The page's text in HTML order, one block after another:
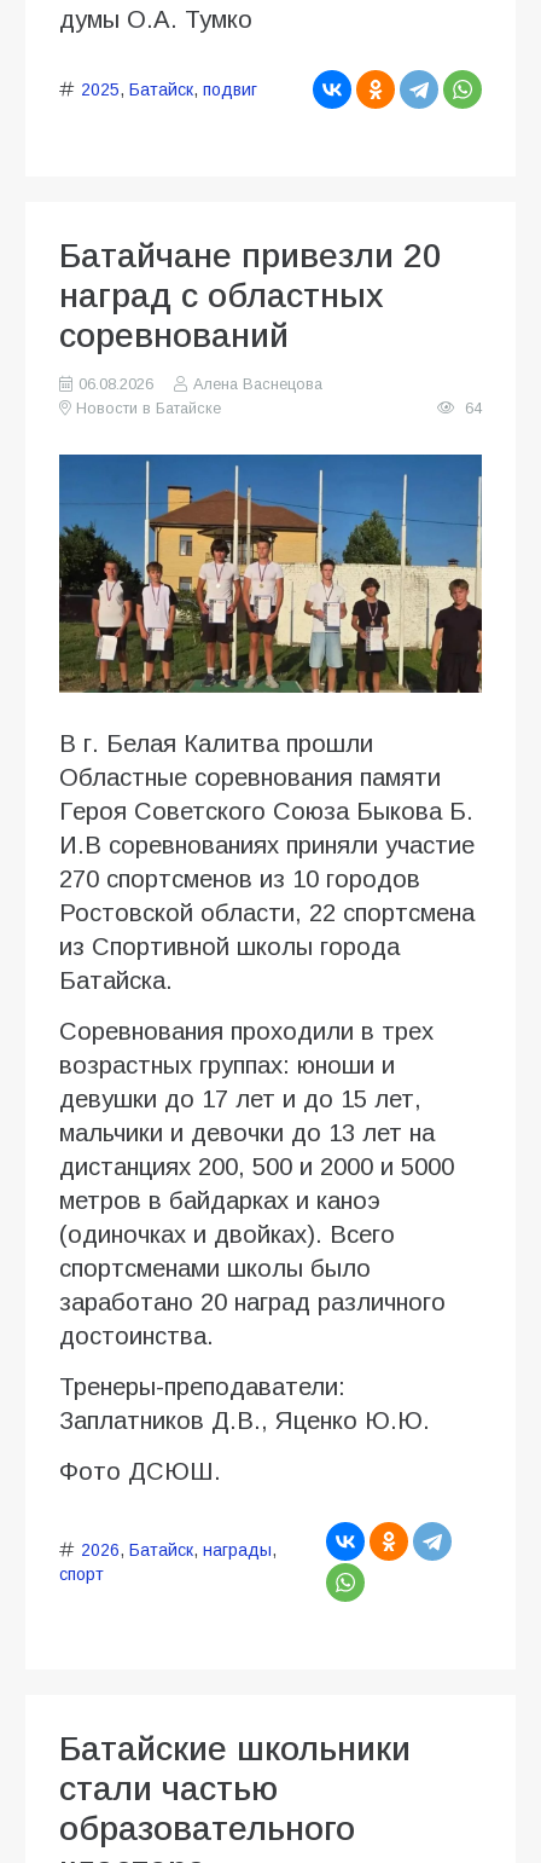
думы О.А. Тумко
2025, Батайск, подвиг
Батайчане привезли 20
наград с областных
соревнований
06.08.2026
Алена Васнецова
Новости в Батайске
64
В г. Белая Калитва прошли
Областные соревнования памяти
Героя Советского Союза Быкова Б.
И.В соревнованиях приняли участие
270 спортсменов из 10 городов
Ростовской области, 22 спортсмена
из Спортивной школы города
Батайска.
Соревнования проходили в трех
возрастных группах: юноши и
девушки до 17 лет и до 15 лет,
мальчики и девочки до 13 лет на
дистанциях 200, 500 и 2000 и 5000
метров в байдарках и каноэ
(одиночках и двойках). Всего
спортсменами школы было
заработано 20 наград различного
достоинства.
Тренеры-преподаватели:
Заплатников Д.В., Яценко Ю.Ю.
Фото ДСЮШ.
2026, Батайск, награды,
спорт
Батайские школьники
стали частью
образовательного